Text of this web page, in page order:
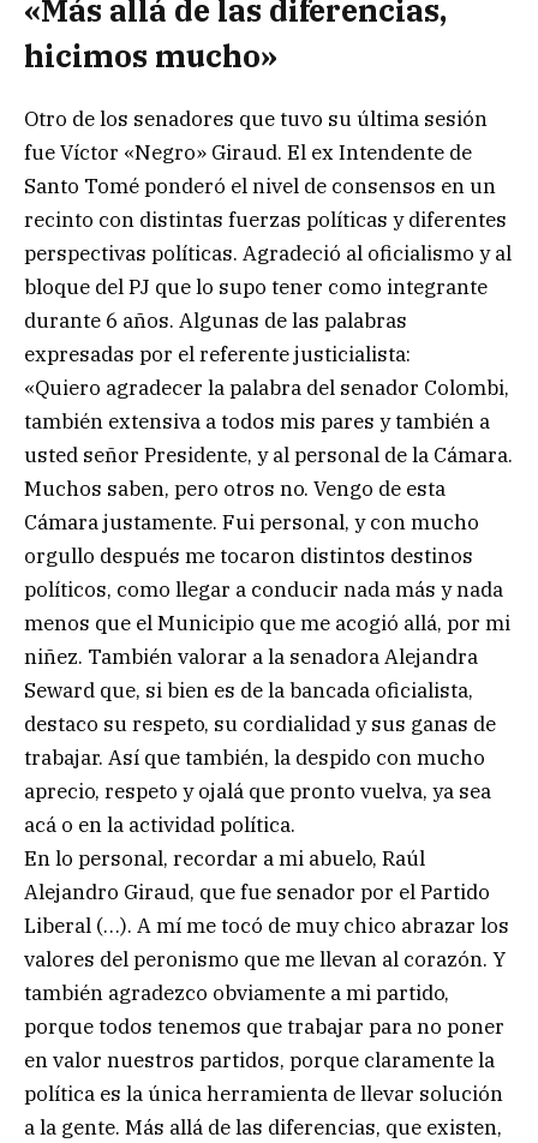
«Más allá de las diferencias,
hicimos mucho»
Otro de los senadores que tuvo su última sesión
fue Víctor «Negro» Giraud. El ex Intendente de
Santo Tomé ponderó el nivel de consensos en un
recinto con distintas fuerzas políticas y diferentes
perspectivas políticas. Agradeció al oficialismo y al
bloque del PJ que lo supo tener como integrante
durante 6 años. Algunas de las palabras
expresadas por el referente justicialista:
«Quiero agradecer la palabra del senador Colombi,
también extensiva a todos mis pares y también a
usted señor Presidente, y al personal de la Cámara.
Muchos saben, pero otros no. Vengo de esta
Cámara justamente. Fui personal, y con mucho
orgullo después me tocaron distintos destinos
políticos, como llegar a conducir nada más y nada
menos que el Municipio que me acogió allá, por mi
niñez. También valorar a la senadora Alejandra
Seward que, si bien es de la bancada oficialista,
destaco su respeto, su cordialidad y sus ganas de
trabajar. Así que también, la despido con mucho
aprecio, respeto y ojalá que pronto vuelva, ya sea
acá o en la actividad política.
En lo personal, recordar a mi abuelo, Raúl
Alejandro Giraud, que fue senador por el Partido
Liberal (…). A mí me tocó de muy chico abrazar los
valores del peronismo que me llevan al corazón. Y
también agradezco obviamente a mi partido,
porque todos tenemos que trabajar para no poner
en valor nuestros partidos, porque claramente la
política es la única herramienta de llevar solución
a la gente. Más allá de las diferencias, que existen,